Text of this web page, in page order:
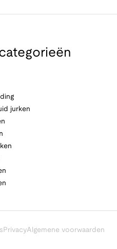
jurken
PrivacyAlgemene voorwaarden